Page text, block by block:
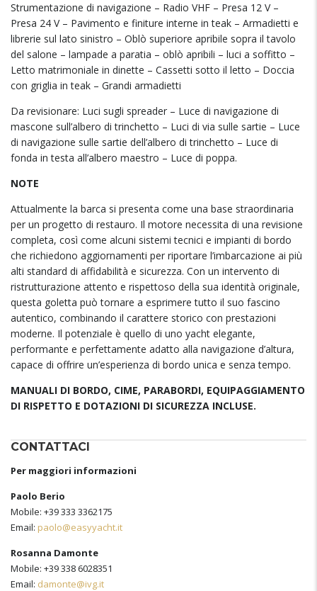
Strumentazione di navigazione – Radio VHF – Presa 12 V –
Presa 24 V – Pavimento e finiture interne in teak – Armadietti e
librerie sul lato sinistro – Oblò superiore apribile sopra il tavolo
del salone – lampade a paratia – oblò apribili – luci a soffitto –
Letto matrimoniale in dinette – Cassetti sotto il letto – Doccia
con griglia in teak – Grandi armadietti
Da revisionare: Luci sugli spreader – Luce di navigazione di
mascone sull’albero di trinchetto – Luci di via sulle sartie – Luce
di navigazione sulle sartie dell’albero di trinchetto – Luce di
fonda in testa all’albero maestro – Luce di poppa.
NOTE
Attualmente la barca si presenta come una base straordinaria
per un progetto di restauro. Il motore necessita di una revisione
completa, così come alcuni sistemi tecnici e impianti di bordo
che richiedono aggiornamenti per riportare l’imbarcazione ai più
alti standard di affidabilità e sicurezza. Con un intervento di
ristrutturazione attento e rispettoso della sua identità originale,
questa goletta può tornare a esprimere tutto il suo fascino
autentico, combinando il carattere storico con prestazioni
moderne. Il potenziale è quello di uno yacht elegante,
performante e perfettamente adatto alla navigazione d’altura,
capace di offrire un’esperienza di bordo unica e senza tempo.
MANUALI DI BORDO, CIME, PARABORDI, EQUIPAGGIAMENTO
DI RISPETTO E DOTAZIONI DI SICUREZZA INCLUSE.
CONTATTACI
Per maggiori informazioni
Paolo Berio
Mobile: +39 333 3362175
Email: paolo@easyyacht.it
Rosanna Damonte
Mobile: +39 338 6028351
Email: damonte@ivg.it